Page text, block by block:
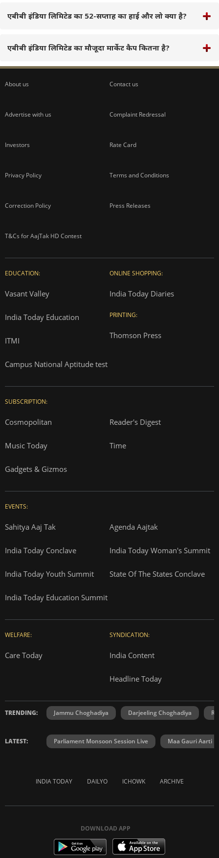
एबीबी इंडिया लिमिटेड का 52-सप्ताह का हाई और लो क्या है?
एबीबी इंडिया लिमिटेड का मौजूदा मार्केट कैप कितना है?
About us Contact us
Advertise with us Complaint Redressal
Investors Rate Card
Privacy Policy Terms and Conditions
Correction Policy Press Releases
T&Cs for AajTak HD Contest
EDUCATION:
Vasant Valley
India Today Education
ITMI
Campus National Aptitude test
ONLINE SHOPPING:
India Today Diaries
PRINTING:
Thomson Press
SUBSCRIPTION:
Cosmopolitan Reader's Digest
Music Today Time
Gadgets & Gizmos
EVENTS:
Sahitya Aaj Tak Agenda Aajtak
India Today Conclave India Today Woman's Summit
India Today Youth Summit State Of The States Conclave
India Today Education Summit
WELFARE:
Care Today
SYNDICATION:
India Content
Headline Today
TRENDING: Jammu Choghadiya Darjeeling Choghadiya
LATEST: Parliament Monsoon Session Live Maa Gauri Aarti
INDIA TODAY DAILYO ICHOWK ARCHIVE
DOWNLOAD APP